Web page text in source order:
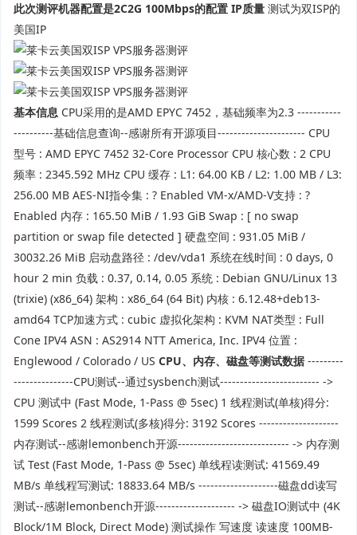
此次测评机器配置是2C2G 100Mbps的配置 IP质量 测试为双ISP的
美国IP
基本信息 CPU采用的是AMD EPYC 7452，基础频率为2.3 -----------
----------基础信息查询--感谢所有开源项目---------------------- CPU
型号 : AMD EPYC 7452 32-Core Processor CPU 核心数 : 2 CPU
频率 : 2345.592 MHz CPU 缓存 : L1: 64.00 KB / L2: 1.00 MB / L3:
256.00 MB AES-NI指令集 : ? Enabled VM-x/AMD-V支持 : ?
Enabled 内存 : 165.50 MiB / 1.93 GiB Swap : [ no swap
partition or swap file detected ] 硬盘空间 : 931.05 MiB /
30032.26 MiB 启动盘路径 : /dev/vda1 系统在线时间 : 0 days, 0
hour 2 min 负载 : 0.37, 0.14, 0.05 系统 : Debian GNU/Linux 13
(trixie) (x86_64) 架构 : x86_64 (64 Bit) 内核 : 6.12.48+deb13-
amd64 TCP加速方式 : cubic 虚拟化架构 : KVM NAT类型 : Full
Cone IPV4 ASN : AS2914 NTT America, Inc. IPV4 位置 :
Englewood / Colorado / US CPU、内存、磁盘等测试数据 ---------
---------------CPU测试--通过sysbench测试------------------------- ->
CPU 测试中 (Fast Mode, 1-Pass @ 5sec) 1 线程测试(单核)得分:
1599 Scores 2 线程测试(多核)得分: 3192 Scores --------------------
内存测试--感谢lemonbench开源---------------------------- -> 内存测
试 Test (Fast Mode, 1-Pass @ 5sec) 单线程读测试: 41569.49
MB/s 单线程写测试: 18833.64 MB/s --------------------磁盘dd读写
测试--感谢lemonbench开源-------------------- -> 磁盘IO测试中 (4K
Block/1M Block, Direct Mode) 测试操作 写速度 读速度 100MB-